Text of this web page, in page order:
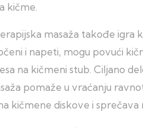
kičme.
masaža takođe
i napeti, mogu povući
na kičmeni stub. Ciljano
pomaže u vraćanju
kičmene diskove i